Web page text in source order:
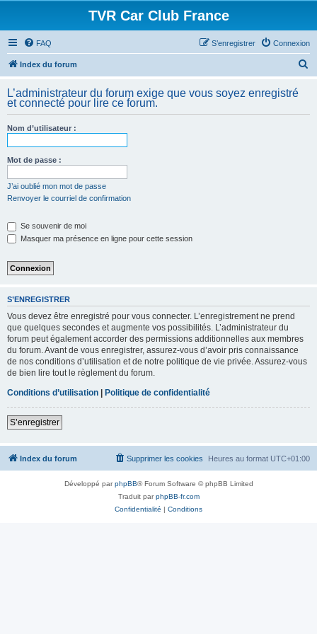
TVR Car Club France
FAQ Connexion
S’enregistrer
Index du forum
h
L’administrateur du forum exige que vous soyez enregistré
et connecté pour lire ce forum.
Nom d’utilisateur :
Mot de passe :
J’ai oublié mon mot de passe
Renvoyer le courriel de confirmation
Se souvenir de moi
Masquer ma présence en ligne pour cette session
S’ENREGISTRER
Vous devez être enregistré pour vous connecter. L’enregistrement ne prend
que quelques secondes et augmente vos possibilités. L’administrateur du
forum peut également accorder des permissions additionnelles aux membres
du forum. Avant de vous enregistrer, assurez-vous d’avoir pris connaissance
de nos conditions d’utilisation et de notre politique de vie privée. Assurez-vous
de bien lire tout le règlement du forum.
Conditions d’utilisation | Politique de confidentialité
S’enregistrer
Index du forum Heures au format UTC+01:00
Supprimer les cookies
Développé parphpBB® Forum Software © phpBB Limited
Traduit parphpBB-fr.com
Confidentialité | Conditions